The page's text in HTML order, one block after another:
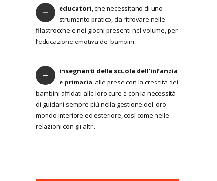
+ educatori, che necessitano di uno
strumento pratico, da ritrovare nelle
filastrocche e nei giochi presenti nel volume, per
l’educazione emotiva dei bambini.
+
insegnanti della scuola dell’infanzia
e primaria, alle prese con la crescita dei
bambini affidati alle loro cure e con la necessità
di guidarli sempre più nella gestione del loro
mondo interiore ed esteriore, così come nelle
relazioni con gli altri.